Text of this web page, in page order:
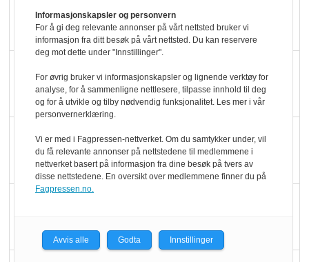
dundrer videre
Slik opprettholdes
ølsalget
Færre varer, men fulle
hyller
Informasjonskapsler og personvern
For å gi deg relevante annonser på vårt nettsted bruker vi
informasjon fra ditt besøk på vårt nettsted. Du kan reservere
deg mot dette under "Innstillinger".
For øvrig bruker vi informasjonskapsler og lignende verktøy for
analyse, for å sammenligne nettlesere, tilpasse innhold til deg
og for å utvikle og tilby nødvendig funksjonalitet. Les mer i vår
personvernerklæring.
Vi er med i Fagpressen-nettverket. Om du samtykker under, vil
du få relevante annonser på nettstedene til medlemmene i
nettverket basert på informasjon fra dine besøk på tvers av
disse nettstedene. En oversikt over medlemmene finner du på
Fagpressen.no.
Avvis alle Godta Innstillinger